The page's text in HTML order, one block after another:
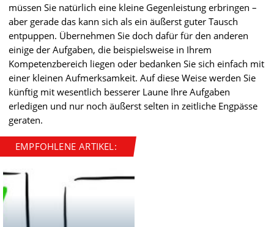
müssen Sie natürlich eine kleine Gegenleistung erbringen –
aber gerade das kann sich als ein äußerst guter Tausch
entpuppen. Übernehmen Sie doch dafür für den anderen
einige der Aufgaben, die beispielsweise in Ihrem
Kompetenzbereich liegen oder bedanken Sie sich einfach mit
einer kleinen Aufmerksamkeit. Auf diese Weise werden Sie
künftig mit wesentlich besserer Laune Ihre Aufgaben
erledigen und nur noch äußerst selten in zeitliche Engpässe
geraten.
EMPFOHLENE ARTIKEL: